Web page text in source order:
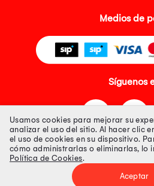
Medios de
Síguenos
Tienda 100%
Usamos cookies para mejorar su
analizar el uso del sitio. Al hacer clic
el uso de cookies en su dispositivo.
cómo administrarlas o eliminarlas, lo
Política de Cookies.
Aceptar